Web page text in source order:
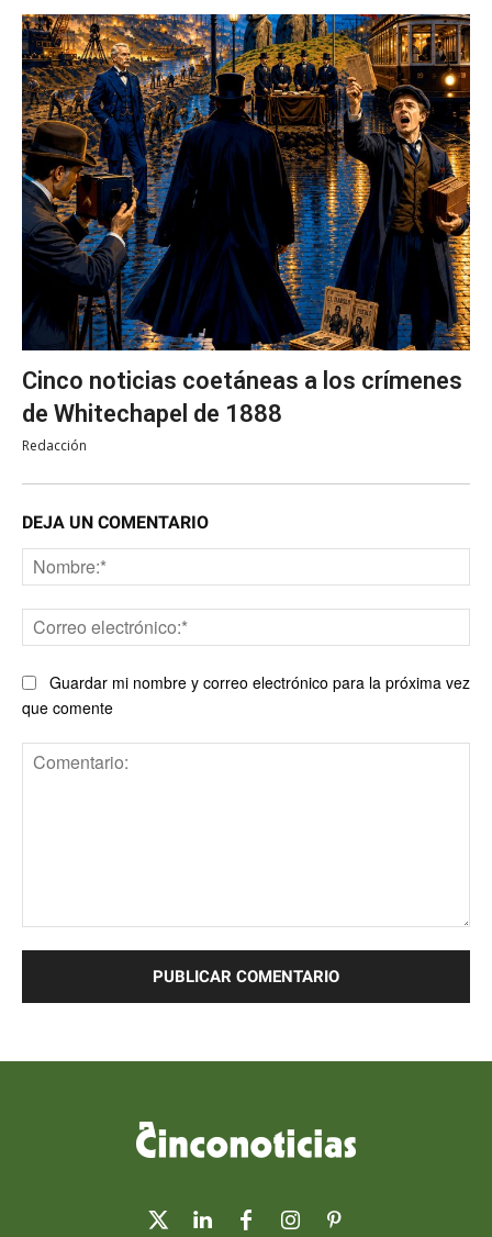
Cinco noticias coetáneas a los crímenes
de Whitechapel de 1888
Redacción
DEJA UN COMENTARIO
Guardar mi nombre y correo electrónico para la próxima vez
que comente